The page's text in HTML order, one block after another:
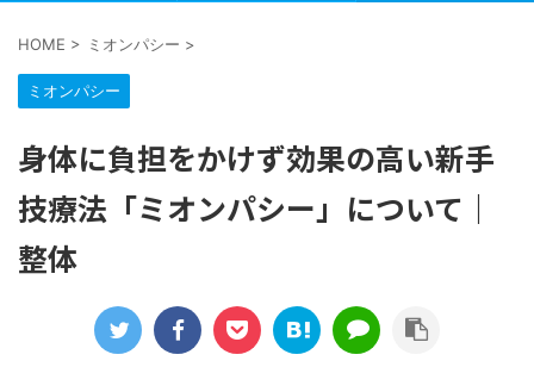
HOME > ミオンパシー >
ミオンパシー
身体に負担をかけず効果の高い新手
技療法「ミオンパシー」について｜
整体